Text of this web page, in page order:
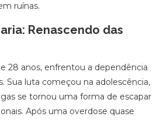
ruínas.
Renascendo das
28 anos, enfrentou a dependência
Sua luta começou na adolescência,
se tornou uma forma de escapar
Após uma overdose quase